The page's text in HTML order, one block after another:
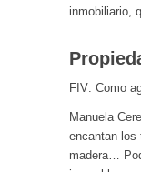
inmobiliario,
FIV: Como
Manuela
encantan los
madera…